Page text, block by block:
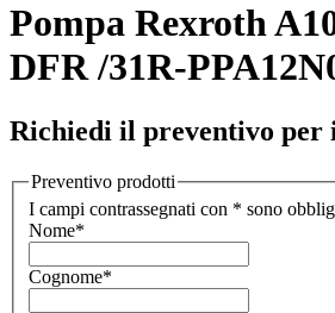
Pompa Rexroth
DFR /31R-
Richiedi il preventivo per
Preventivo prodotti
I campi contrassegnati con * sono
Nome*
Cognome*